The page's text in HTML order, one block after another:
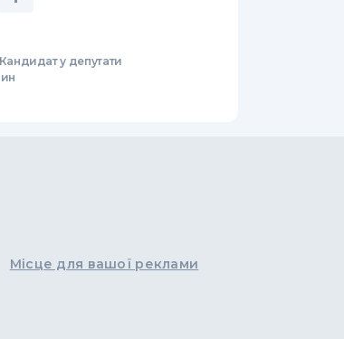
Кандидат у депутати
Місце для вашої реклами